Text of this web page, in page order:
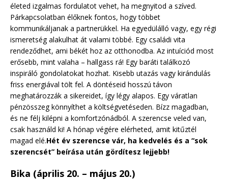
életed izgalmas fordulatot vehet, ha megnyitod a szíved.
Párkapcsolatban élőknek fontos, hogy többet
kommunikáljanak a partnerükkel. Ha egyedülálló vagy, egy régi
ismeretség alakulhat át valami többé. Egy családi vita
rendeződhet, ami békét hoz az otthonodba. Az intuíciód most
erősebb, mint valaha – hallgass rá! Egy baráti találkozó
inspiráló gondolatokat hozhat. Kisebb utazás vagy kirándulás
friss energiával tölt fel. A döntéseid hosszú távon
meghatározzák a sikereidet, így légy alapos. Egy váratlan
pénzösszeg könnyíthet a költségvetéseden. Bízz magadban,
és ne félj kilépni a komfortzónádból. A szerencse veled van,
csak használd ki! A hónap végére elérheted, amit kitűztél
magad elé.Hét év szerencse vár, ha kedvelés és a “sok
szerencsét” beírása után gördítesz lejjebb!
Bika (április 20. – május 20.)